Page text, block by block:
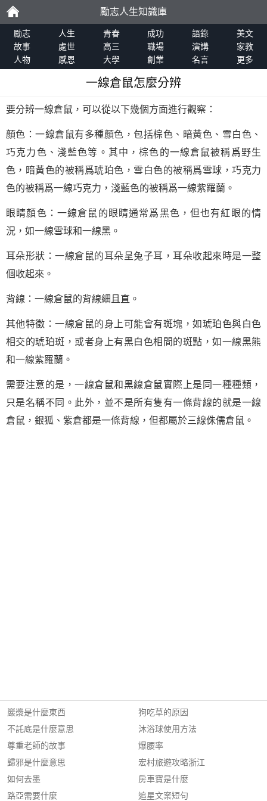
勵
志
勵志人生知識庫
勵志 人生 青春 成功 語錄
美文
故事
處世 高三 職場 演講
家教
人物
感恩 大學 創業 名言 更多
一線倉鼠怎麼分辨
要分辨一線倉鼠，可以從以下幾個方面進行觀察：
顏色：一線倉鼠有多種顏色，包括棕色、暗黃色、雪白色、
巧克力色、淺藍色等。其中，棕色的一線倉鼠被稱爲野生
色，暗黃色的被稱爲琥珀色，雪白色的被稱爲雪球，巧克力
色的被稱爲一線巧克力，淺藍色的被稱爲一線紫羅蘭。
眼睛顏色：一線倉鼠的眼睛通常爲黑色，但也有紅眼的情
況，如一線雪球和一線黑。
耳朵形狀：一線倉鼠的耳朵呈兔子耳，耳朵收起來時是一整
個收起來。
背線：一線倉鼠的背線細且直。
其他特徵：一線倉鼠的身上可能會有斑塊，如琥珀色與白色
相交的琥珀斑，或者身上有黑白色相間的斑點，如一線黑熊
和一線紫羅蘭。
需要注意的是，一線倉鼠和黑線倉鼠實際上是同一種種類，
只是名稱不同。此外，並不是所有隻有一條背線的就是一線
倉鼠，銀狐、紫倉都是一條背線，但都屬於三線侏儒倉鼠。
巖漿是什麼東西
不託底是什麼意思
尊重老師的故事
歸邪是什麼意思
如何去墨
路亞需要什麼
狗吃草的原因
沐浴球使用方法
爆腰率
宏村旅遊攻略浙江
房車寶是什麼
追星文案短句